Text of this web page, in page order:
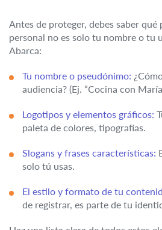
Antes de proteger, debes saber qué
personal no es solo tu nombre o tu
Abarca:
Tu nombre o pseudónimo:
audiencia? (Ej. “Cocina con
Logotipos y elementos gráficos:
paleta de colores, tipografías.
Slogans y frases características:
solo tú usas.
El estilo y formato de tu
de registrar, es parte de tu